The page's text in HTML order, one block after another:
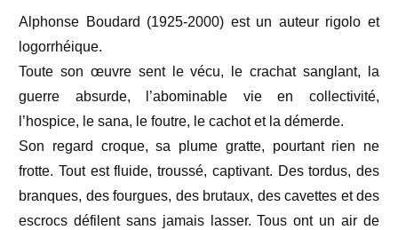
Alphonse Boudard (1925-2000) est un auteur rigolo et
logorrhéique.
Toute son œuvre sent le vécu, le crachat sanglant, la
guerre absurde, l’abominable vie en collectivité,
l’hospice, le sana, le foutre, le cachot et la démerde.
Son regard croque, sa plume gratte, pourtant rien ne
frotte. Tout est fluide, troussé, captivant. Des tordus, des
branques, des fourgues, des brutaux, des cavettes et des
escrocs défilent sans jamais lasser. Tous ont un air de